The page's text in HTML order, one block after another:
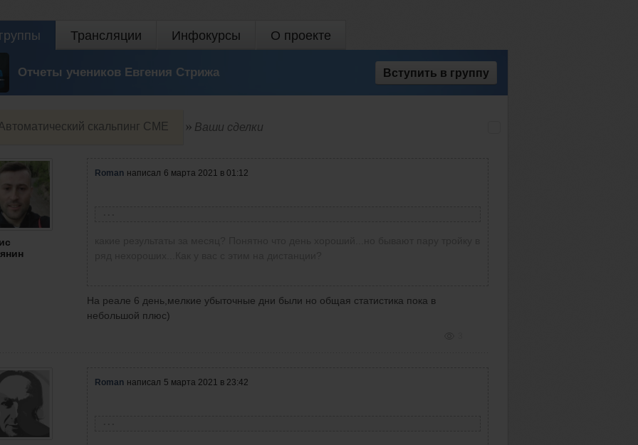
Трансляции Инфокурсы О проекте
Отчеты учеников Евгения Стрижа Вступить в группу
скальпинг СМЕ Ваши сделки
Roman написал 6 марта 2021 в 01:12
связь со своими нервами)
На реале 6 день,мелкие убыточные дни были но общая статистика пока в
небольшой плюс)
Roman написал 5 марта 2021 в 23:42